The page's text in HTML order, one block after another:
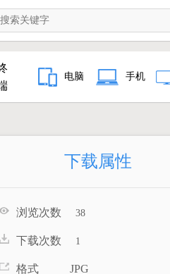
电脑 手机
下载属性
浏览次数38
下载次数 1
格式 JPG